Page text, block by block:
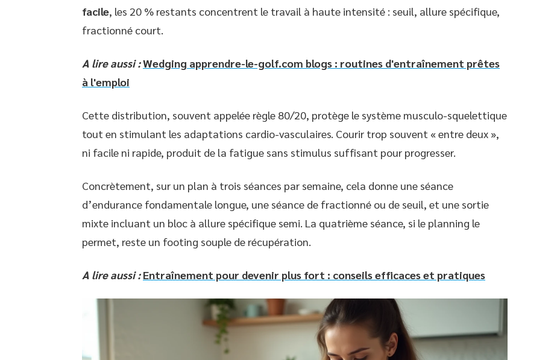
facile, les 20 % restants concentrent le travail à haute intensité : seuil, allure spécifique,
fractionné court.
A lire aussi :Wedging apprendre-le-golf.com blogs : routines d'entraînement prêtes
à l'emploi
Cette distribution, souvent appelée règle 80/20, protège le système musculo-squelettique
tout en stimulant les adaptations cardio-vasculaires. Courir trop souvent « entre deux »,
ni facile ni rapide, produit de la fatigue sans stimulus suffisant pour progresser.
Concrètement, sur un plan à trois séances par semaine, cela donne une séance
d’endurance fondamentale longue, une séance de fractionné ou de seuil, et une sortie
mixte incluant un bloc à allure spécifique semi. La quatrième séance, si le planning le
permet, reste un footing souple de récupération.
A lire aussi : Entraînement pour devenir plus fort : conseils efficaces et pratiques